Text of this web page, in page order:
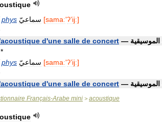
phys سماعيّ [samaː'ʔʼijː]
acoustique d'une salle de concert — الموسيقية
phys سماعيّ [samaː'ʔʼijː]
acoustique d'une salle de concert — الموسيقية
Français-Arabe mini > acoustique